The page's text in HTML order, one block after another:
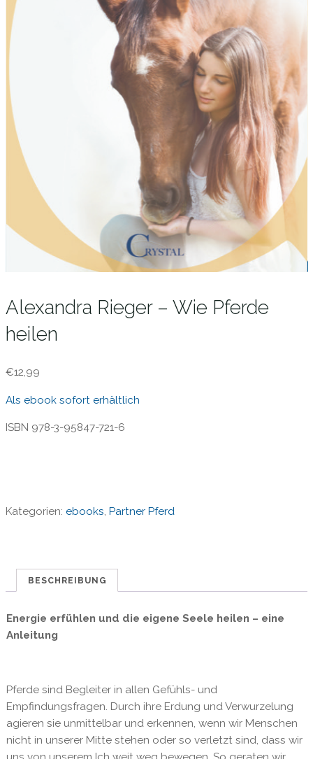
Alexandra Rieger – Wie Pferde
heilen
€12,99
Als ebook sofort erhältlich
ISBN 978-3-95847-721-6
Kategorien: ebooks, Partner Pferd
BESCHREIBUNG
Energie erfühlen und die eigene Seele heilen – eine
Anleitung
Pferde sind Begleiter in allen Gefühls- und
Empfindungsfragen. Durch ihre Erdung und Verwurzelung
agieren sie unmittelbar und erkennen, wenn wir Menschen
nicht in unserer Mitte stehen oder so verletzt sind, dass wir